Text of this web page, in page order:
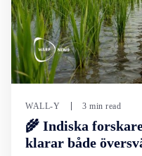
WALL-Y 3 min read
🌾 Indiska
klarar både